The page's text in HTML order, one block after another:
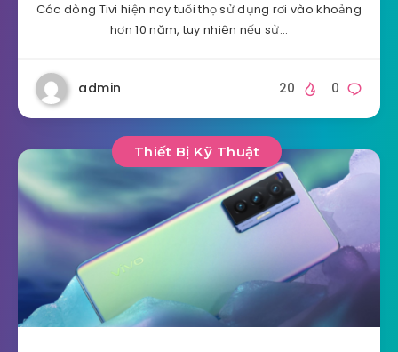
Các dòng Tivi hiện nay tuổi thọ sử dụng rơi vào khoảng
hơn 10 năm, tuy nhiên nếu sử…
admin 0
20
Thiết Bị Kỹ Thuật